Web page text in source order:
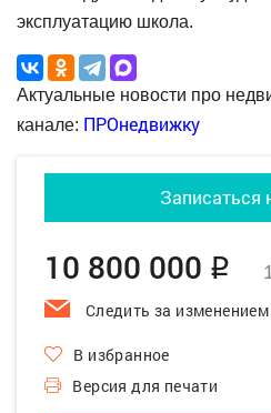
эксплуатацию школа.
Актуальные новости про
канале: ПРОнедвижку
Записаться
10 800 000 q
Следить за
В избранное
Версия для печати